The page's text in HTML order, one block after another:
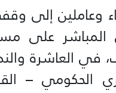
إلى وقفة
المباشر على
في العاشرة
–